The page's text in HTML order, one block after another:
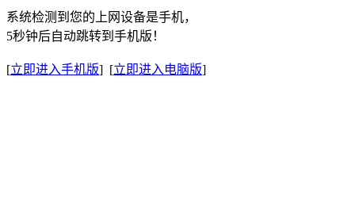
系统检测到您的上网设备是手机，
5秒钟后自动跳转到手机版！
[立即进入手机版] [立即进入电脑版]